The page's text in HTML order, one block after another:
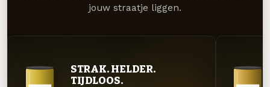
jouw straatje liggen.
STRAK. HELDER.
TIJDLOOS.